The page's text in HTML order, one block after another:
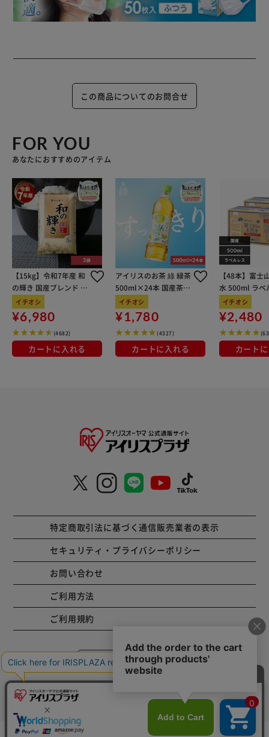
この商品についてのお問合せ
FOR YOU
あなたにおすすめのアイテム
【15kg】令和7年産 和
の輝き 国産ブレンド 5
kg×3袋
イチオシ
¥6,980
(4682)
カートに入れる
アイリスのお茶 綠 緑茶
500ml×24本 国産茶葉
100％使用
イチオシ
¥1,780
(4327)
カートに入れる
【48本】富士
水 500ml ラベ
イチオシ
¥2,480
カート
特定商取引法に基づく通信販売業者の表示
セキュリティ・プライバシーポリシー
お問い合わせ
ご利用方法
ご利用規約
コーポレートサイト
Copyright © 2001 IRISPLAZA. ALL Rights Reserved.